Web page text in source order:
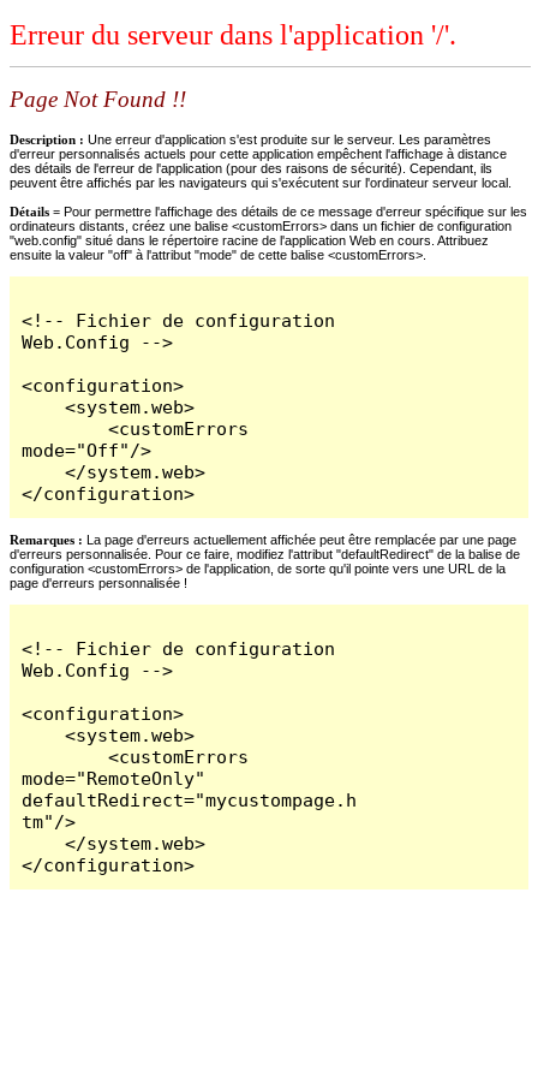
Erreur du serveur dans l'application '/'.
Page Not Found !!
Description : Une erreur d'application s'est produite sur le serveur. Les paramètres
d'erreur personnalisés actuels pour cette application empêchent l'affichage à distance
des détails de l'erreur de l'application (pour des raisons de sécurité). Cependant, ils
peuvent être affichés par les navigateurs qui s'exécutent sur l'ordinateur serveur local.
Détails = Pour permettre l'affichage des détails de ce message d'erreur spécifique sur les
ordinateurs distants, créez une balise <customErrors> dans un fichier de configuration
"web.config" situé dans le répertoire racine de l'application Web en cours. Attribuez
ensuite la valeur "off" à l'attribut "mode" de cette balise <customErrors>.
<!-- Fichier de configuration
Web.Config -->
<configuration>
    <system.web>
        <customErrors
mode="Off"/>
    </system.web>
</configuration>
Remarques : La page d'erreurs actuellement affichée peut être remplacée par une page
d'erreurs personnalisée. Pour ce faire, modifiez l'attribut "defaultRedirect" de la balise de
configuration <customErrors> de l'application, de sorte qu'il pointe vers une URL de la
page d'erreurs personnalisée !
<!-- Fichier de configuration
Web.Config -->
<configuration>
    <system.web>
        <customErrors
mode="RemoteOnly"
defaultRedirect="mycustompage.h
tm"/>
    </system.web>
</configuration>